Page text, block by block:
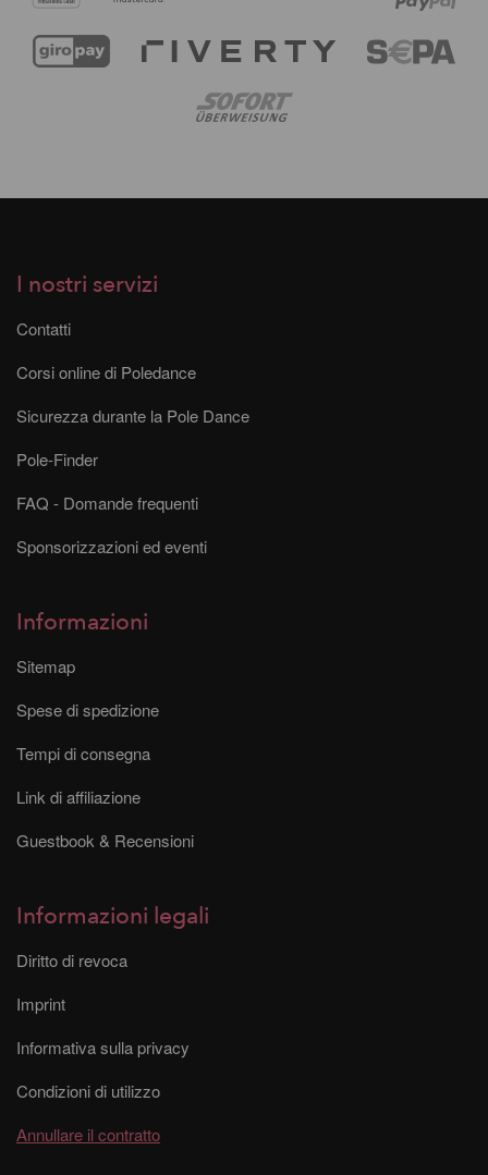
I nostri servizi
Contatti
Corsi online di Poledance
Sicurezza durante la Pole Dance
Pole-Finder
FAQ - Domande frequenti
Sponsorizzazioni ed eventi
Informazioni
Sitemap
Spese di spedizione
Tempi di consegna
Link di affiliazione
Guestbook & Recensioni
Informazioni legali
Diritto di revoca
Imprint
Informativa sulla privacy
Condizioni di utilizzo
Annullare il contratto